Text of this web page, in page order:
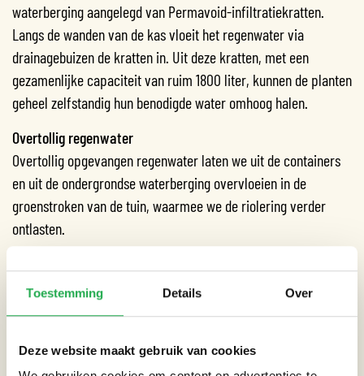
Toestemming Details Over
Deze website maakt gebruik van cookies
waterberging aangelegd van Permavoid-infiltratiekratten.
Langs de wanden van de kas vloeit het regenwater via
drainagebuizen de kratten in. Uit deze kratten, met een
gezamenlijke capaciteit van ruim 1800 liter, kunnen de planten
geheel zelfstandig hun benodigde water omhoog halen.
Overtollig regenwater
Overtollig opgevangen regenwater laten we uit de containers
en uit de ondergrondse waterberging overvloeien in de
groenstroken van de tuin, waarmee we de riolering verder
ontlasten.
Om de kwaliteit van het opgevangen regenwater te verhogen
komt. Ook hebben we onderzocht hoe we de containers